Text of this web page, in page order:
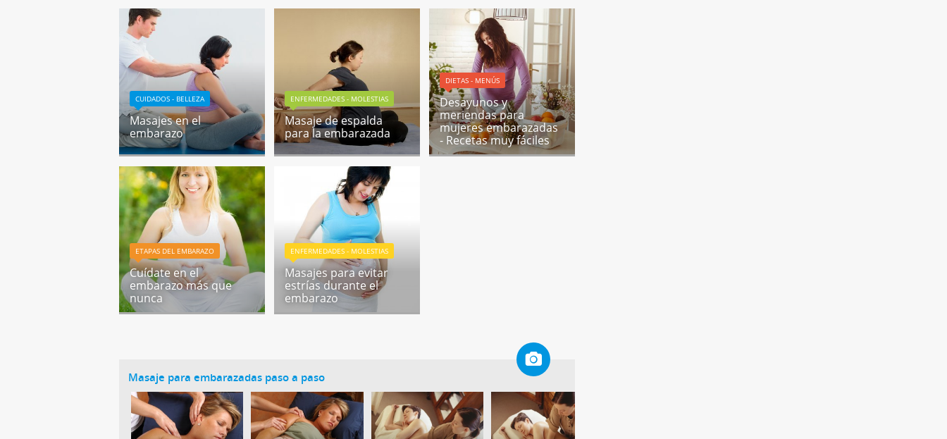
CUIDADOS - BELLEZA
Masajes en el
embarazo
ENFERMEDADES - MOLESTIAS
Masaje de espalda
para la embarazada
DIETAS - MENÚS
Desayunos y
meriendas para
mujeres embarazadas
- Recetas muy fáciles
ETAPAS DEL EMBARAZO
Cuídate en el
embarazo más que
nunca
ENFERMEDADES - MOLESTIAS
Masajes para evitar
estrías durante el
embarazo
Masaje para embarazadas paso a paso